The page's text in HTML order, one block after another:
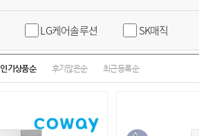
LG케어솔루션 SK매직
인기상품순 후기많은순 최근등록순